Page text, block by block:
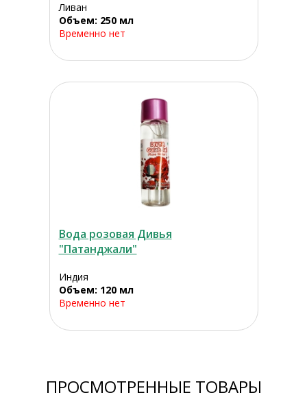
Ливан
Объем: 250 мл
Временно нет
Вода розовая Дивья
"Патанджали"
Индия
Объем: 120 мл
Временно нет
ПРОСМОТРЕННЫЕ ТОВАРЫ